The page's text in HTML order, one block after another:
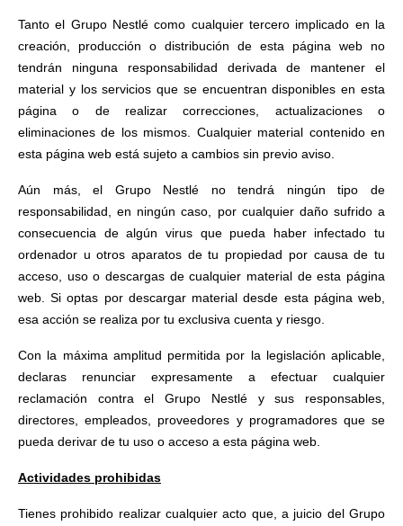
Tanto el Grupo Nestlé como cualquier tercero implicado en la
creación, producción o distribución de esta página web no
tendrán ninguna responsabilidad derivada de mantener el
material y los servicios que se encuentran disponibles en esta
página o de realizar correcciones, actualizaciones o
eliminaciones de los mismos. Cualquier material contenido en
esta página web está sujeto a cambios sin previo aviso.
Aún más, el Grupo Nestlé no tendrá ningún tipo de
responsabilidad, en ningún caso, por cualquier daño sufrido a
consecuencia de algún virus que pueda haber infectado tu
ordenador u otros aparatos de tu propiedad por causa de tu
acceso, uso o descargas de cualquier material de esta página
web. Si optas por descargar material desde esta página web,
esa acción se realiza por tu exclusiva cuenta y riesgo.
Con la máxima amplitud permitida por la legislación aplicable,
declaras renunciar expresamente a efectuar cualquier
reclamación contra el Grupo Nestlé y sus responsables,
directores, empleados, proveedores y programadores que se
pueda derivar de tu uso o acceso a esta página web.
Actividades prohibidas
Tienes prohibido realizar cualquier acto que, a juicio del Grupo